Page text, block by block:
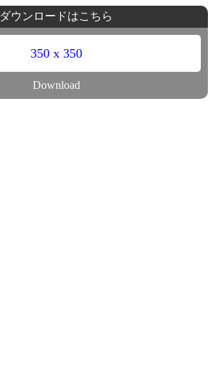
ダウンロードはこちら
350 x 350
Download